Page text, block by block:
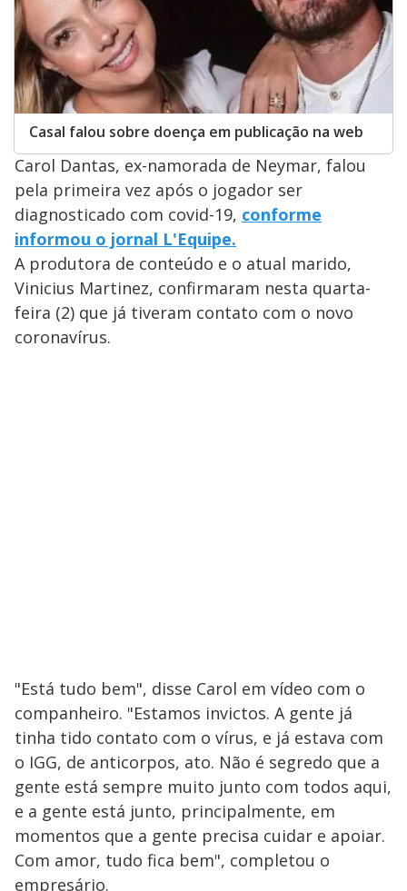
Casal falou sobre doença em publicação na web
Carol Dantas, ex-namorada de Neymar, falou
pela primeira vez após o jogador ser
diagnosticado com covid-19, conforme
informou o jornal L'Equipe.
A produtora de conteúdo e o atual marido,
Vinicius Martinez, confirmaram nesta quarta-
feira (2) que já tiveram contato com o novo
coronavírus.
"Está tudo bem", disse Carol em vídeo com o
companheiro. "Estamos invictos. A gente já
tinha tido contato com o vírus, e já estava com
o IGG, de anticorpos, ato. Não é segredo que a
gente está sempre muito junto com todos aqui,
e a gente está junto, principalmente, em
momentos que a gente precisa cuidar e apoiar.
Com amor, tudo fica bem", completou o
empresário.